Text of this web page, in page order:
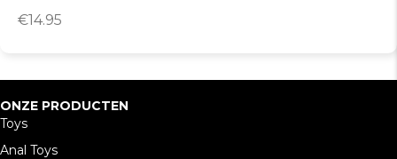
€14.95
ONZE PRODUCTEN
Toys
Anal Toys